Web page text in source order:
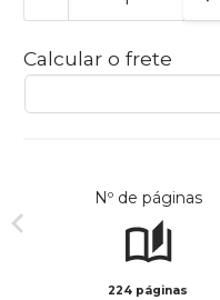
Calcular o frete
Nº de páginas
224 páginas